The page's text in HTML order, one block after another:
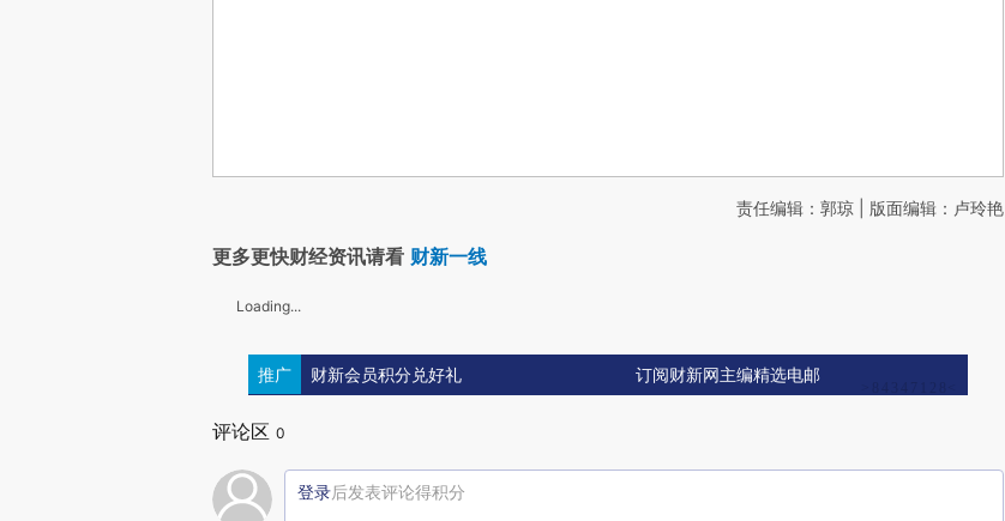
责任编辑：郭琼 | 版面编辑：卢玲艳
更多更快财经资讯请看 财新一线
Loading...
推广 财新会员积分兑好礼 订阅财新网主编精选电邮
评论区 0
登录后发表评论得积分